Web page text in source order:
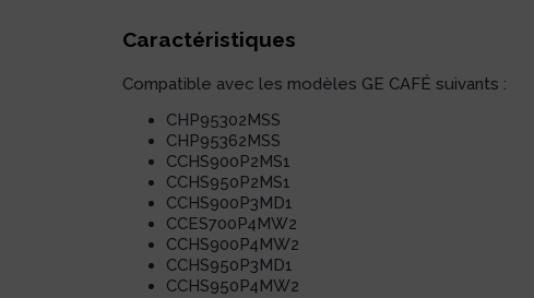
Caractéristiques
Compatible avec les modèles GE CAFÉ suivants :
CHP95302MSS
CHP95362MSS
CCHS900P2MS1
CCHS950P2MS1
CCHS900P3MD1
CCES700P4MW2
CCHS900P4MW2
CCHS950P3MD1
CCHS950P4MW2